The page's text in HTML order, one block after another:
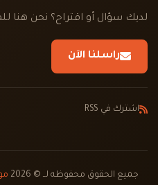
لديك سؤال أو اقتراح؟ نحن هنا
راسلنا الآن
اشترك في RSS
جميع الحقوق محفوظه لــ © 2026